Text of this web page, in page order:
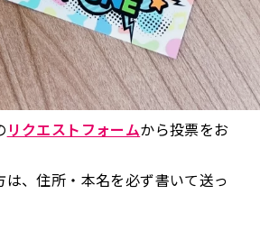
リクエストフォームから投票をお
は、住所・本名を必ず書いて送っ